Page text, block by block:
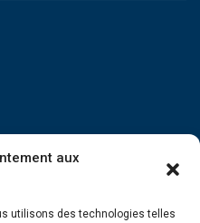
aux
utilisons des technologies telles